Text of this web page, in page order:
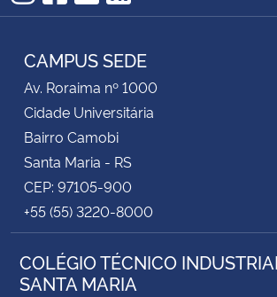
Advocacia-Geral da União
Instagram
Facebook
YouTube
RSS
CAMPUS SEDE
Av. Roraima nº 1000
Cidade Universitária
Bairro Camobi
Santa Maria - RS
CEP: 97105-900
+55 (55) 3220-8000
COLÉGIO TÉCNICO
SANTA MARIA